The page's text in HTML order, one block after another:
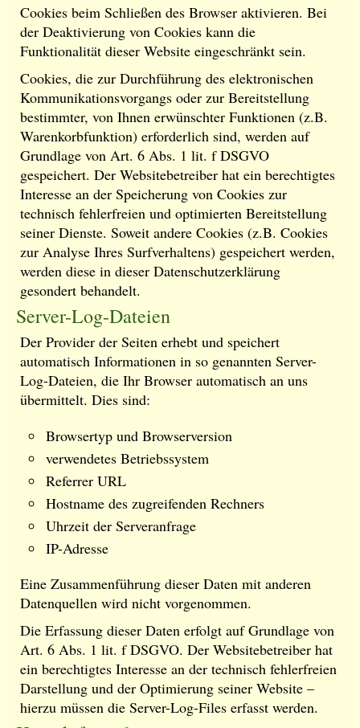
Cookies beim Schließen des Browser aktivieren. Bei
der Deaktivierung von Cookies kann die
Funktionalität dieser Website eingeschränkt sein.
Cookies, die zur Durchführung des elektronischen
Kommunikationsvorgangs oder zur Bereitstellung
bestimmter, von Ihnen erwünschter Funktionen (z.B.
Warenkorbfunktion) erforderlich sind, werden auf
Grundlage von Art. 6 Abs. 1 lit. f DSGVO
gespeichert. Der Websitebetreiber hat ein berechtigtes
Interesse an der Speicherung von Cookies zur
technisch fehlerfreien und optimierten Bereitstellung
seiner Dienste. Soweit andere Cookies (z.B. Cookies
zur Analyse Ihres Surfverhaltens) gespeichert werden,
werden diese in dieser Datenschutzerklärung
gesondert behandelt.
Server-Log-Dateien
Der Provider der Seiten erhebt und speichert
automatisch Informationen in so genannten Server-
Log-Dateien, die Ihr Browser automatisch an uns
übermittelt. Dies sind:
Browsertyp und Browserversion
verwendetes Betriebssystem
Referrer URL
Hostname des zugreifenden Rechners
Uhrzeit der Serveranfrage
IP-Adresse
Eine Zusammenführung dieser Daten mit anderen
Datenquellen wird nicht vorgenommen.
Die Erfassung dieser Daten erfolgt auf Grundlage von
Art. 6 Abs. 1 lit. f DSGVO. Der Websitebetreiber hat
ein berechtigtes Interesse an der technisch fehlerfreien
Darstellung und der Optimierung seiner Website –
hierzu müssen die Server-Log-Files erfasst werden.